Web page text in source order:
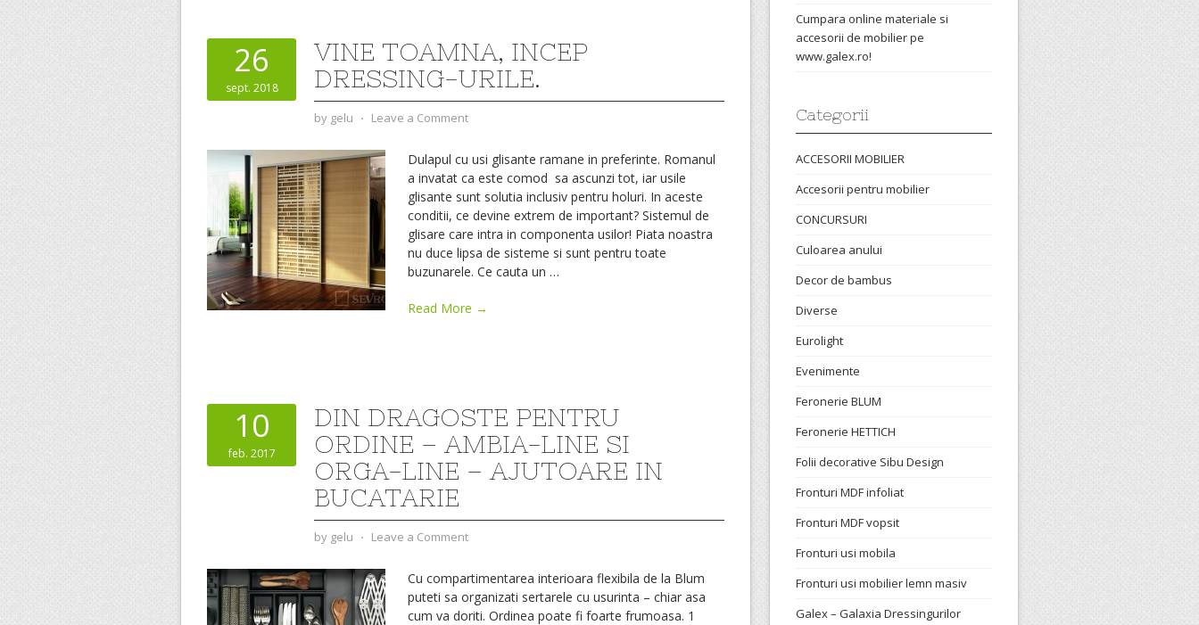
26
sept. 2018
VINE TOAMNA, INCEP
DRESSING-URILE.
by gelu ⋅ Leave a Comment
Dulapul cu usi glisante ramane in preferinte. Romanul
a invatat ca este comod sa ascunzi tot, iar usile
glisante sunt solutia inclusiv pentru holuri. In aceste
conditii, ce devine extrem de important? Sistemul de
glisare care intra in componenta usilor! Piata noastra
nu duce lipsa de sisteme si sunt pentru toate
buzunarele. Ce cauta un …
Read More →
10
feb. 2017
DIN DRAGOSTE PENTRU
ORDINE – AMBIA-LINE SI
ORGA-LINE – AJUTOARE IN
BUCATARIE
by gelu ⋅ Leave a Comment
Cu compartimentarea interioara flexibila de la Blum
puteti sa organizati sertarele cu usurinta – chiar asa
cum va doriti. Ordinea poate fi foarte frumoasa. 1
Cumpara online materiale si
accesorii de mobilier pe
www.galex.ro!
Categorii
ACCESORII MOBILIER
Accesorii pentru mobilier
CONCURSURI
Culoarea anului
Decor de bambus
Diverse
Eurolight
Evenimente
Feronerie BLUM
Feronerie HETTICH
Folii decorative Sibu Design
Fronturi MDF infoliat
Fronturi MDF vopsit
Fronturi usi mobila
Fronturi usi mobilier lemn masiv
Galex – Galaxia Dressingurilor